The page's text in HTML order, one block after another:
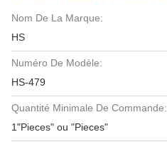
Nom De La Marque:
HS
Numéro De Modèle:
HS-479
Quantité Minimale De Commande:
1"Pieces" ou "Pieces"